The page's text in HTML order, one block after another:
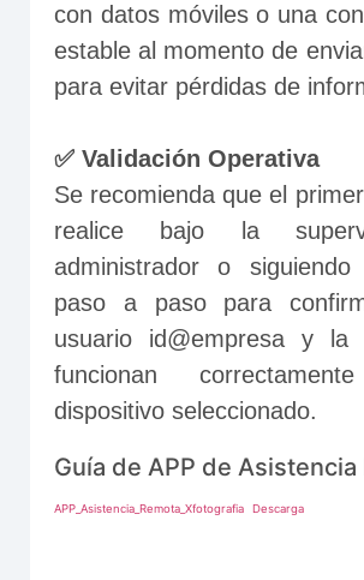
con datos móviles o una
estable al momento de
para evitar pérdidas de
✅ Validación Operativa
Se recomienda que el
realice bajo la
administrador o
paso a paso para
usuario id@empresa y la
funcionan
dispositivo seleccionado.
Guía de APP de Asistencia
APP_Asistencia_Remota_Xfotografia Descarga